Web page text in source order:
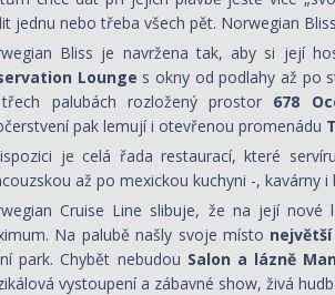
jednu nebo třeba všech pět. Norwegian
Bliss je navržena tak, aby si její
Lounge s okny od podlahy až po
palubách rozložený prostor 678
pak lemují i otevřenou promenádu
je celá řada restaurací, které
až po mexickou kuchyni -, kavárny
Cruise Line slibuje, že na její
Na palubě našly svoje místo
park. Chybět nebudou Salon a lázně
vystoupení a zábavné show, živá